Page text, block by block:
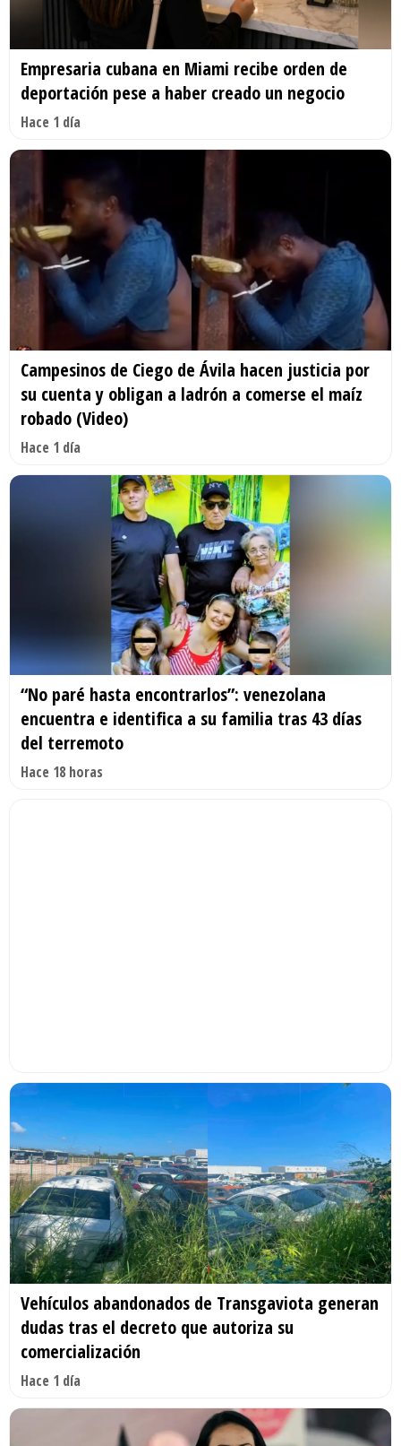
Empresaria cubana en Miami recibe orden de
deportación pese a haber creado un negocio
Hace 1 día
Campesinos de Ciego de Ávila hacen justicia por
su cuenta y obligan a ladrón a comerse el maíz
robado (Video)
Hace 1 día
“No paré hasta encontrarlos”: venezolana
encuentra e identifica a su familia tras 43 días
del terremoto
Hace 18 horas
Vehículos abandonados de Transgaviota generan
dudas tras el decreto que autoriza su
comercialización
Hace 1 día